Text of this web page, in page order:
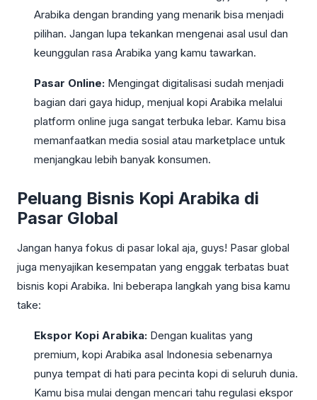
Arabika dengan branding yang menarik bisa menjadi
pilihan. Jangan lupa tekankan mengenai asal usul dan
keunggulan rasa Arabika yang kamu tawarkan.
Pasar Online: Mengingat digitalisasi sudah menjadi
bagian dari gaya hidup, menjual kopi Arabika melalui
platform online juga sangat terbuka lebar. Kamu bisa
memanfaatkan media sosial atau marketplace untuk
menjangkau lebih banyak konsumen.
Peluang Bisnis Kopi Arabika di
Pasar Global
Jangan hanya fokus di pasar lokal aja, guys! Pasar global
juga menyajikan kesempatan yang enggak terbatas buat
bisnis kopi Arabika. Ini beberapa langkah yang bisa kamu
take:
Ekspor Kopi Arabika: Dengan kualitas yang
premium, kopi Arabika asal Indonesia sebenarnya
punya tempat di hati para pecinta kopi di seluruh dunia.
Kamu bisa mulai dengan mencari tahu regulasi ekspor